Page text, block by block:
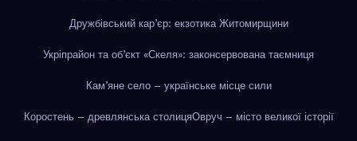
Дружбівський кар’єр: екзотика Житомирщини
Укріпрайон та об’єкт «Скеля»: законсервована таємниця
Кам’яне село – українське місце сили
Коростень – древлянська столицяОвруч – місто великої історії